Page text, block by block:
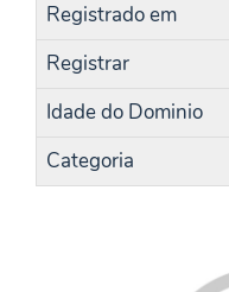
Registrado em
Registrar
Idade do Dominio
Categoria